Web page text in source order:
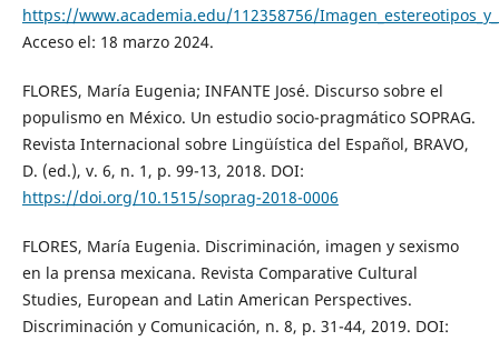
https://www.academia.edu/112358756/
Acceso el: 18 marzo 2024.
FLORES, María Eugenia; INFANTE José. Discurso sobre el
populismo en México. Un estudio socio-pragmático SOPRAG.
Revista Internacional sobre Lingüística del Español, BRAVO,
D. (ed.), v. 6, n. 1, p. 99-13, 2018. DOI:
https://doi.org/10.1515/soprag-2018-0006
FLORES, María Eugenia. Discriminación, imagen y sexismo
en la prensa mexicana. Revista Comparative Cultural
Studies, European and Latin American Perspectives.
Discriminación y Comunicación, n. 8, p. 31-44, 2019. DOI: